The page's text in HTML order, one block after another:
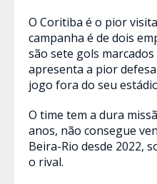
O Coritiba é o pior
campanha é de dois
são sete gols
apresenta a pior
jogo fora do seu
O time tem a dura
anos, não consegue
Beira-Rio desde 2022,
o rival.